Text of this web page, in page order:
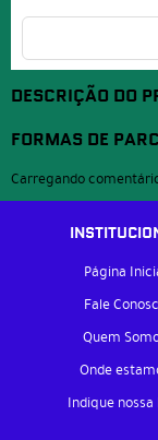
DESCRIÇÃO DO
FORMAS DE
Carregando
Página
Fale
Quem
Onde
Indique nossa